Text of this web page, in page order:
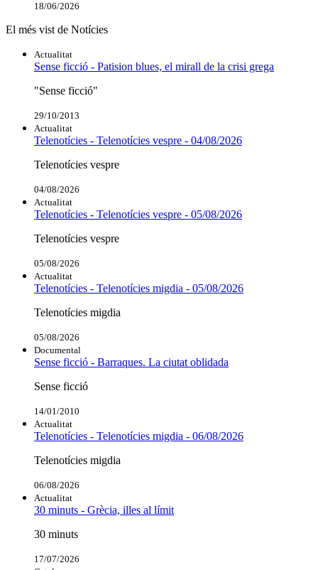
18/06/2026
El més vist de Notícies
Actualitat
Sense ficció - Patision blues, el mirall de la crisi grega
"Sense ficció"
29/10/2013
Actualitat
Telenotícies - Telenotícies vespre - 04/08/2026
Telenotícies vespre
04/08/2026
Actualitat
Telenotícies - Telenotícies vespre - 05/08/2026
Telenotícies vespre
05/08/2026
Actualitat
Telenotícies - Telenotícies migdia - 05/08/2026
Telenotícies migdia
05/08/2026
Documental
Sense ficció - Barraques. La ciutat oblidada
Sense ficció
14/01/2010
Actualitat
Telenotícies - Telenotícies migdia - 06/08/2026
Telenotícies migdia
06/08/2026
Actualitat
30 minuts - Grècia, illes al límit
30 minuts
17/07/2026